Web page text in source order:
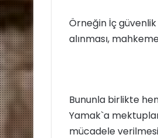
Örneğin İç güvenlik
alınması,
Bununla birlikte
Yamak`a
mücadele